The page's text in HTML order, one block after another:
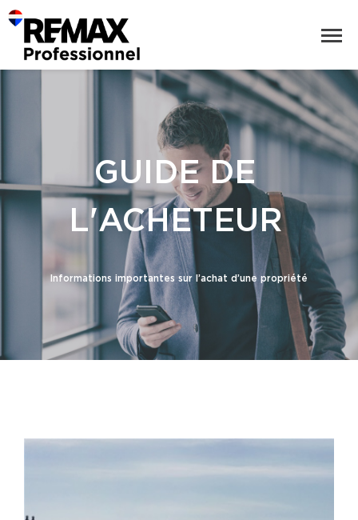
GUIDE DE
L'ACHETEUR
Informations importantes sur l’achat d’une propriété